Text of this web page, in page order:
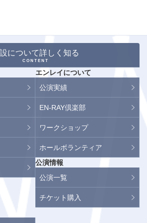
について詳しく知る
CONTENT
エンレイについて
公演実績
EN-RAY倶楽部
ワークショップ
ホールボランティア
公演情報
公演一覧
チケット購入